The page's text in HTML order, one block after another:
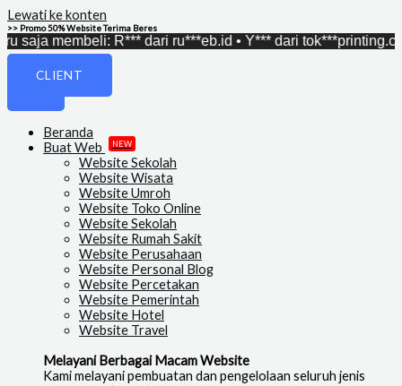
Lewati ke konten
>> Promo 50% Website Terima Beres
membeli: R*** dari ru***eb.id • Y*** dari tok***printing.com •
CLIENT
Beranda
Buat Web
NEW
Website Sekolah
Website Wisata
Website Umroh
Website Toko Online
Website Sekolah
Website Rumah Sakit
Website Perusahaan
Website Personal Blog
Website Percetakan
Website Pemerintah
Website Hotel
Website Travel
Melayani Berbagai Macam Website
Kami melayani pembuatan dan pengelolaan seluruh jenis